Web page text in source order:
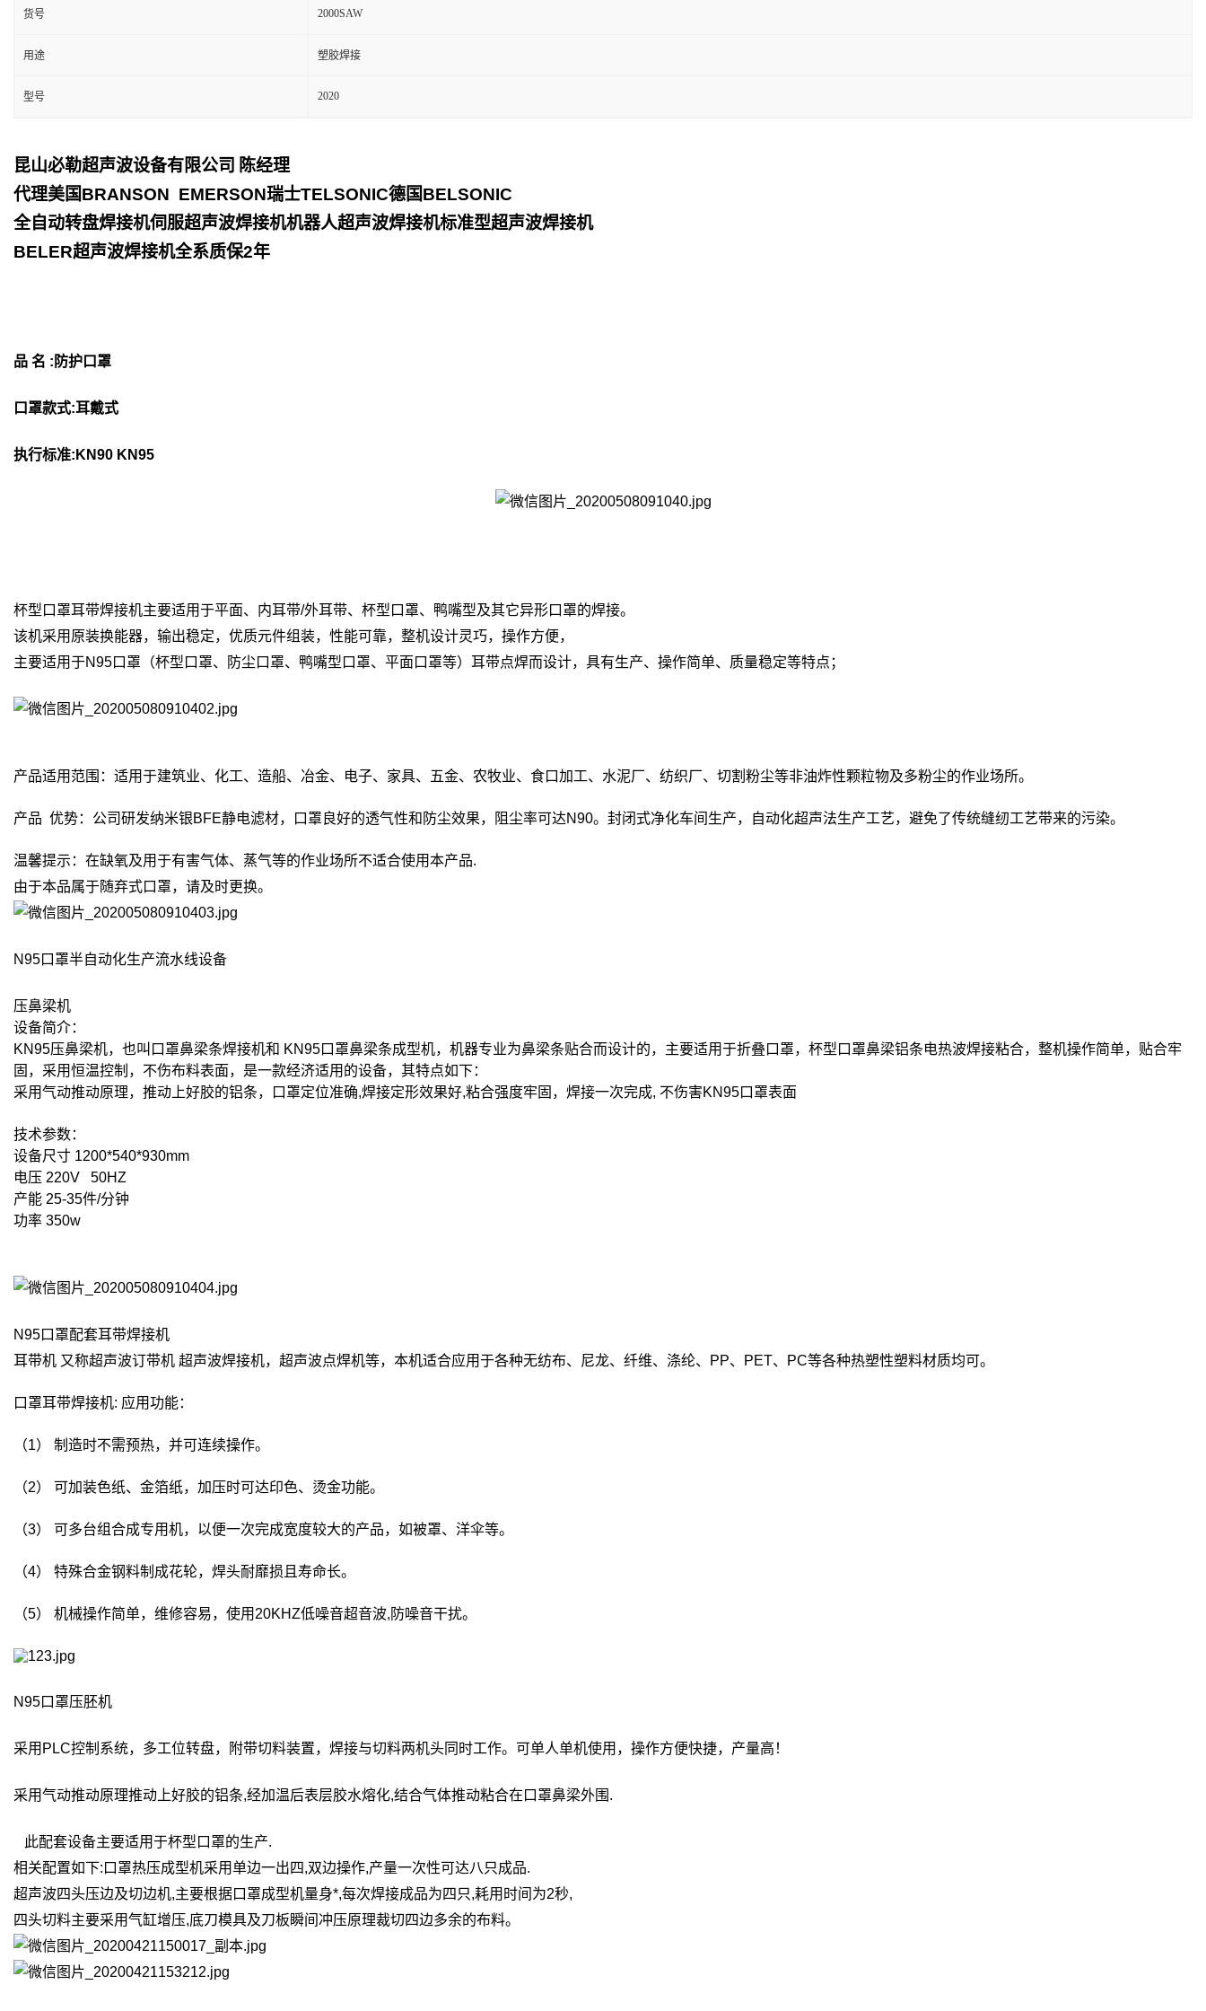
货号 2000SAW
用途 塑胶焊接
型号 2020
昆山必勒超声波设备有限公司 陈经理
代理美国BRANSON EMERSON瑞士TELSONIC德国BELSONIC
全自动转盘焊接机伺服超声波焊接机机器人超声波焊接机标准型超声波焊接机
BELER超声波焊接机全系质保2年
品 名 :防护口罩
口罩款式:耳戴式
执行标准:KN90 KN95
杯型口罩耳带焊接机主要适用于平面、内耳带/外耳带、杯型口罩、鸭嘴型及其它异形口罩的焊接。
该机采用原装换能器，输出稳定，优质元件组装，性能可靠，整机设计灵巧，操作方便，
主要适用于N95口罩（杯型口罩、防尘口罩、鸭嘴型口罩、平面口罩等）耳带点焊而设计，具有生产、操作简单、质量稳定等特点；
产品适用范围：适用于建筑业、化工、造船、冶金、电子、家具、五金、农牧业、食口加工、水泥厂、纺织厂、切割粉尘等非油炸性颗粒物及多粉尘的作业场所。
产品 优势：公司研发纳米银BFE静电滤材，口罩良好的透气性和防尘效果，阻尘率可达N90。封闭式净化车间生产，自动化超声法生产工艺，避免了传统缝纫工艺带来的污染。
温馨提示：在缺氧及用于有害气体、蒸气等的作业场所不适合使用本产品.
由于本品属于随弃式口罩，请及时更换。
N95口罩半自动化生产流水线设备
压鼻梁机
设备简介：
KN95压鼻梁机，也叫口罩鼻梁条焊接机和 KN95口罩鼻梁条成型机，机器专业为鼻梁条贴合而设计的，主要适用于折叠口罩，杯型口罩鼻梁铝条电热波焊接粘合，整机操作简单，贴合牢
固，采用恒温控制，不伤布料表面，是一款经济适用的设备，其特点如下：
采用气动推动原理，推动上好胶的铝条，口罩定位准确,焊接定形效果好,粘合强度牢固，焊接一次完成, 不伤害KN95口罩表面
技术参数：
设备尺寸 1200*540*930mm
电压 220V 50HZ
产能 25-35件/分钟
功率 350w
N95口罩配套耳带焊接机
耳带机 又称超声波订带机 超声波焊接机，超声波点焊机等，本机适合应用于各种无纺布、尼龙、纤维、涤纶、PP、PET、PC等各种热塑性塑料材质均可。
口罩耳带焊接机: 应用功能：
（1） 制造时不需预热，并可连续操作。
（2） 可加装色纸、金箔纸，加压时可达印色、烫金功能。
（3） 可多台组合成专用机，以便一次完成宽度较大的产品，如被罩、洋伞等。
（4） 特殊合金钢料制成花轮，焊头耐靡损且寿命长。
（5） 机械操作简单，维修容易，使用20KHZ低噪音超音波,防噪音干扰。
N95口罩压胚机
采用PLC控制系统，多工位转盘，附带切料装置，焊接与切料两机头同时工作。可单人单机使用，操作方便快捷，产量高！
采用气动推动原理推动上好胶的铝条,经加温后表层胶水熔化,结合气体推动粘合在口罩鼻梁外围.
此配套设备主要适用于杯型口罩的生产.
相关配置如下:口罩热压成型机采用单边一出四,双边操作,产量一次性可达八只成品.
超声波四头压边及切边机,主要根据口罩成型机量身*,每次焊接成品为四只,耗用时间为2秒,
四头切料主要采用气缸增压,底刀模具及刀板瞬间冲压原理裁切四边多余的布料。